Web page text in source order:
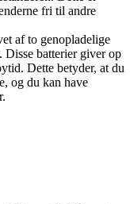
fri til andre
af to genopladelige
batterier giver op
Dette betyder, at du
og du kan have